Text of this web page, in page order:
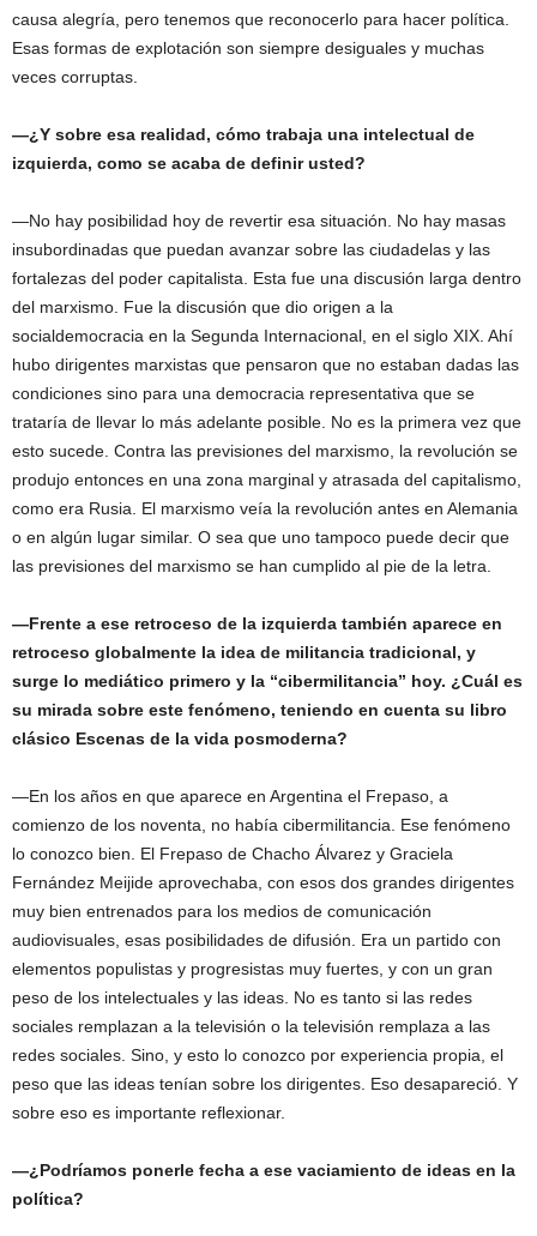
causa alegría, pero tenemos que reconocerlo para hacer política.
Esas formas de explotación son siempre desiguales y muchas
veces corruptas.
—¿Y sobre esa realidad, cómo trabaja una intelectual de
izquierda, como se acaba de definir usted?
—No hay posibilidad hoy de revertir esa situación. No hay masas
insubordinadas que puedan avanzar sobre las ciudadelas y las
fortalezas del poder capitalista. Esta fue una discusión larga dentro
del marxismo. Fue la discusión que dio origen a la
socialdemocracia en la Segunda Internacional, en el siglo XIX. Ahí
hubo dirigentes marxistas que pensaron que no estaban dadas las
condiciones sino para una democracia representativa que se
trataría de llevar lo más adelante posible. No es la primera vez que
esto sucede. Contra las previsiones del marxismo, la revolución se
produjo entonces en una zona marginal y atrasada del capitalismo,
como era Rusia. El marxismo veía la revolución antes en Alemania
o en algún lugar similar. O sea que uno tampoco puede decir que
las previsiones del marxismo se han cumplido al pie de la letra.
—Frente a ese retroceso de la izquierda también aparece en
retroceso globalmente la idea de militancia tradicional, y
surge lo mediático primero y la “cibermilitancia” hoy. ¿Cuál es
su mirada sobre este fenómeno, teniendo en cuenta su libro
clásico Escenas de la vida posmoderna?
—En los años en que aparece en Argentina el Frepaso, a
comienzo de los noventa, no había cibermilitancia. Ese fenómeno
lo conozco bien. El Frepaso de Chacho Álvarez y Graciela
Fernández Meijide aprovechaba, con esos dos grandes dirigentes
muy bien entrenados para los medios de comunicación
audiovisuales, esas posibilidades de difusión. Era un partido con
elementos populistas y progresistas muy fuertes, y con un gran
peso de los intelectuales y las ideas. No es tanto si las redes
sociales remplazan a la televisión o la televisión remplaza a las
redes sociales. Sino, y esto lo conozco por experiencia propia, el
peso que las ideas tenían sobre los dirigentes. Eso desapareció. Y
sobre eso es importante reflexionar.
—¿Podríamos ponerle fecha a ese vaciamiento de ideas en la
política?